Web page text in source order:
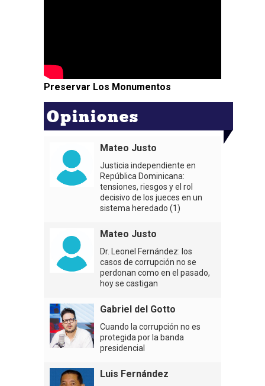
Preservar Los Monumentos
Opiniones
Mateo Justo
Justicia independiente en
República Dominicana:
tensiones, riesgos y el rol
decisivo de los jueces en un
sistema heredado (1)
Mateo Justo
Dr. Leonel Fernández: los
casos de corrupción no se
perdonan como en el pasado,
hoy se castigan
Gabriel del Gotto
Cuando la corrupción no es
protegida por la banda
presidencial
Luis Fernández